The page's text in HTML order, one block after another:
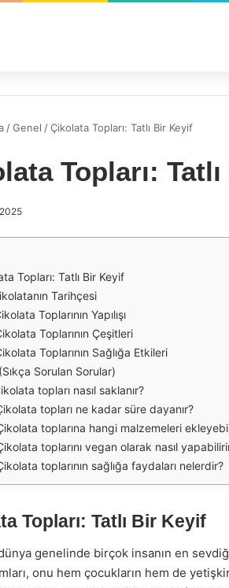
/Genel /Çikolata Topları: Tatlı Bir Keyif
Topları:
Topları: Tatlı Bir Keyif
Tarihçesi
Toplarının Yapılışı
Toplarının Çeşitleri
Toplarının Sağlığa Etkileri
Sorulan Sorular)
topları nasıl saklanır?
topları ne kadar süre dayanır?
toplarına hangi malzemeleri
toplarını vegan olarak nasıl
toplarının sağlığa faydaları nelerdir?
Topları: Tatlı Bir Keyif
genelinde birçok insanın en
onu hem çocukların hem de